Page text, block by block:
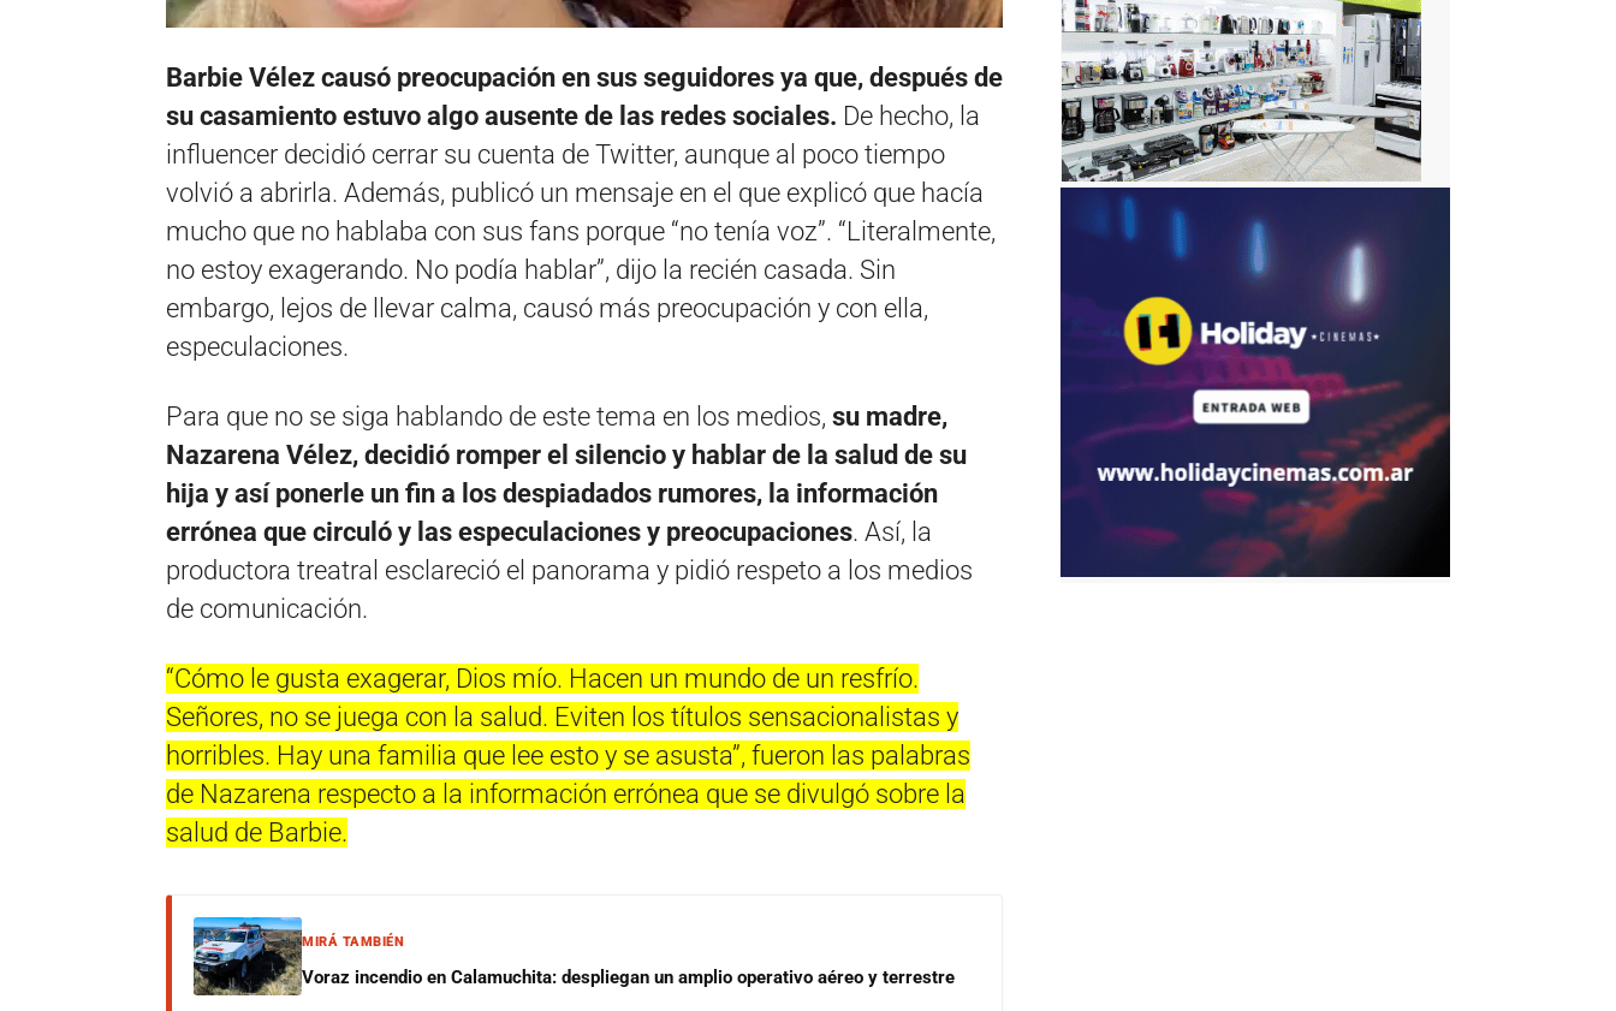
Barbie Vélez causó preocupación en sus seguidores ya que, después de
su casamiento estuvo algo ausente de las redes sociales. De hecho, la
influencer decidió cerrar su cuenta de Twitter, aunque al poco tiempo
volvió a abrirla. Además, publicó un mensaje en el que explicó que hacía
mucho que no hablaba con sus fans porque “no tenía voz”. “Literalmente,
no estoy exagerando. No podía hablar”, dijo la recién casada. Sin
embargo, lejos de llevar calma, causó más preocupación y con ella,
especulaciones.
Para que no se siga hablando de este tema en los medios, su madre,
Nazarena Vélez, decidió romper el silencio y hablar de la salud de su
hija y así ponerle un fin a los despiadados rumores, la información
errónea que circuló y las especulaciones y preocupaciones. Así, la
productora treatral esclareció el panorama y pidió respeto a los medios
de comunicación.
“Cómo le gusta exagerar, Dios mío. Hacen un mundo de un resfrío.
Señores, no se juega con la salud. Eviten los títulos sensacionalistas y
horribles. Hay una familia que lee esto y se asusta”, fueron las palabras
de Nazarena respecto a la información errónea que se divulgó sobre la
salud de Barbie.
MIRÁ TAMBIÉN
Voraz incendio en Calamuchita: despliegan un amplio operativo aéreo y terrestre